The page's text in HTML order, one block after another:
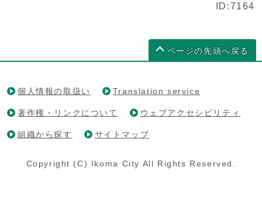
ID:7164
ページの先頭へ戻る
個人情報の取扱い Translation service
著作権・リンクについて ウェブアクセシビリティ
組織から探す サイトマップ
Copyright (C) Ikoma City All Rights Reserved.